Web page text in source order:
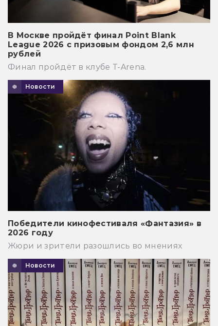
В Москве пройдёт финал Point Blank
League 2026 с призовым фондом 2,6 млн
рублей
Финал пройдёт в клубе T-Arena.
Новости
Победители кинофестиваля «Фантазия» в
2026 году
Жюри и зрители разошлись во мнениях
Новости